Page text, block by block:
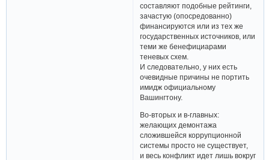
составляют подобные рейтинги,
зачастую (опосредованно)
финансируются или из тех же
государственных источников, или
теми же бенефициарами
теневых схем.
И следовательно, у них есть
очевидные причины не портить
имидж официальному
Вашингтону.
Во-вторых и в-главных:
желающих демонтажа
сложившейся коррупционной
системы просто не существует,
и весь конфликт идет лишь вокруг